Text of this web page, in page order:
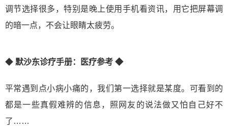
调节选择很多，特别是晚上使用手机看资讯，用它把屏幕调
的暗一点，不会让眼睛太疲劳。
◆ 默沙东诊疗手册：医疗参考 ◆
平常遇到点小病小痛的，我们第一选择就是某度。可看到的
都是一些真假难辨的信息，照网友的说法做又怕自己好不
了……